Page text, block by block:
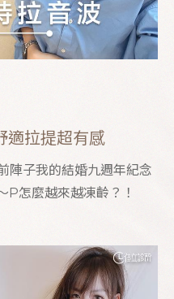
適拉提超有感
陣子我的結婚九週年紀念
P怎麼越來越凍齡？！